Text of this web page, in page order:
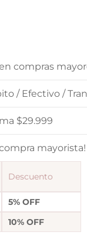
compras
/ Efectivo /
$29.999
mayorista!
Descuento
5% OFF
10% OFF